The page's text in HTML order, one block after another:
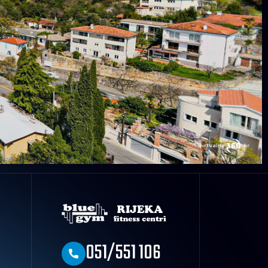
051/551 106